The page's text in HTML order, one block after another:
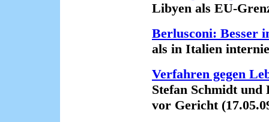
Libyen als EU-
Berlusconi: Besser
als in Italien
Verfahren gegen
Stefan Schmidt und
vor Gericht